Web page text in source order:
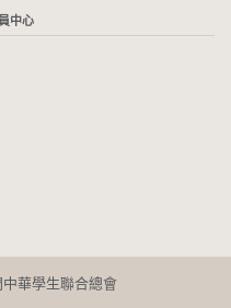
中心
華學生聯合總會